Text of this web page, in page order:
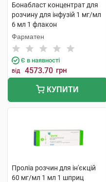
Бонабласт концентрат для
розчину для інфузій 1 мг/мл
6 мл 1 флакон
Фарматен
Є в наявності
від 4573.70 грн
КУПИТИ
Проліа розчин для ін'єкцій
60 мг/мл 1 мл 1 шприц